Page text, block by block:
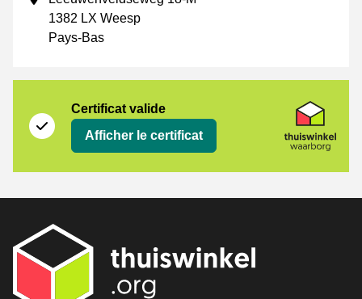
1382 LX Weesp
Pays-Bas
Certificat valide
Afficher le certificat